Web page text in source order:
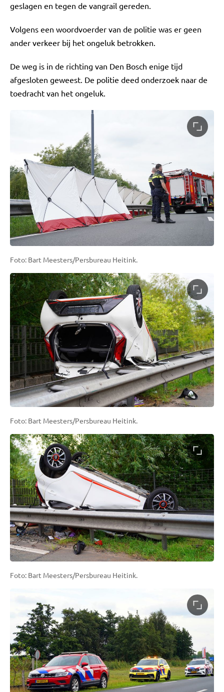
geslagen en tegen de vangrail gereden.
Volgens een woordvoerder van de politie was er geen
ander verkeer bij het ongeluk betrokken.
De weg is in de richting van Den Bosch enige tijd
afgesloten geweest. De politie deed onderzoek naar de
toedracht van het ongeluk.
Foto: Bart Meesters/Persbureau Heitink.
Foto: Bart Meesters/Persbureau Heitink.
Foto: Bart Meesters/Persbureau Heitink.